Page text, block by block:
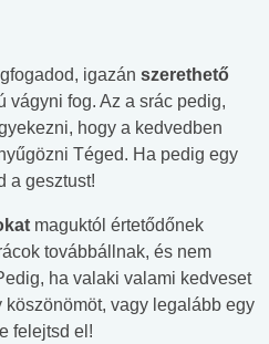
igazán szerethető
vágyni fog. Az a srác pedig,
hogy a kedvedben
Téged. Ha pedig egy
a gesztust!
maguktól értetődőnek
továbbállnak, és nem
ha valaki valami kedveset
vagy legalább egy
felejtsd el!